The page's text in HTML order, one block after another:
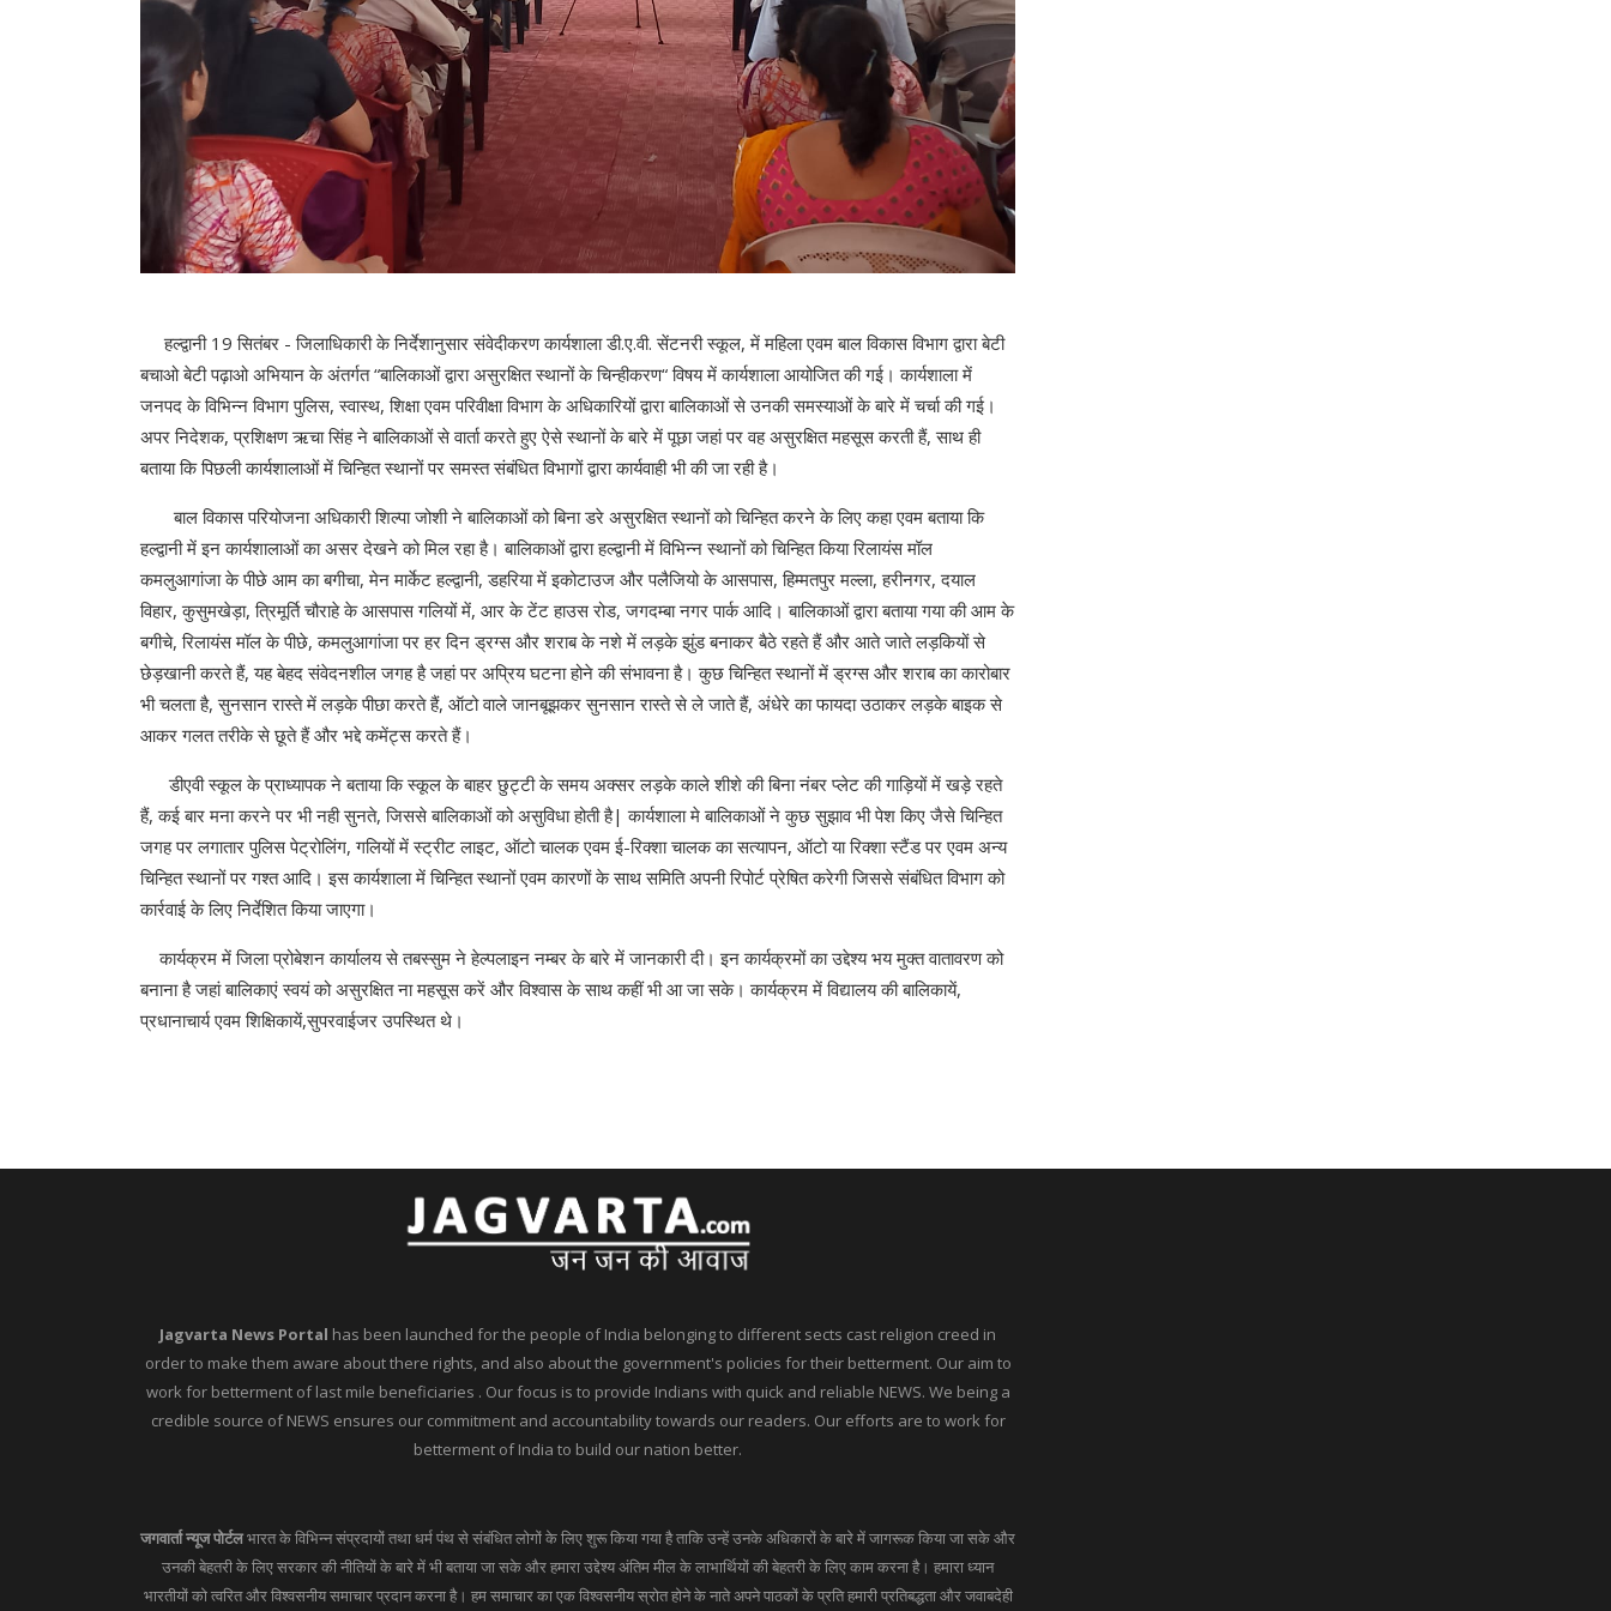
हल्द्वानी 19 सितंबर - जिलाधिकारी के निर्देशानुसार संवेदीकरण कार्यशाला डी.ए.वी. सेंटनरी स्कूल, में महिला एवम बाल विकास विभाग द्वारा बेटी
बचाओ बेटी पढ़ाओ अभियान के अंतर्गत “बालिकाओं द्वारा असुरक्षित स्थानों के चिन्हीकरण“ विषय में कार्यशाला आयोजित की गई। कार्यशाला में
जनपद के विभिन्न विभाग पुलिस, स्वास्थ, शिक्षा एवम परिवीक्षा विभाग के अधिकारियों द्वारा बालिकाओं से उनकी समस्याओं के बारे में चर्चा की गई।
अपर निदेशक, प्रशिक्षण ऋचा सिंह ने बालिकाओं से वार्ता करते हुए ऐसे स्थानों के बारे में पूछा जहां पर वह असुरक्षित महसूस करती हैं, साथ ही
बताया कि पिछली कार्यशालाओं में चिन्हित स्थानों पर समस्त संबंधित विभागों द्वारा कार्यवाही भी की जा रही है।
बाल विकास परियोजना अधिकारी शिल्पा जोशी ने बालिकाओं को बिना डरे असुरक्षित स्थानों को चिन्हित करने के लिए कहा एवम बताया कि
हल्द्वानी में इन कार्यशालाओं का असर देखने को मिल रहा है। बालिकाओं द्वारा हल्द्वानी में विभिन्न स्थानों को चिन्हित किया रिलायंस मॉल
कमलुआगांजा के पीछे आम का बगीचा, मेन मार्केट हल्द्वानी, डहरिया में इकोटाउज और पलैजियो के आसपास, हिम्मतपुर मल्ला, हरीनगर, दयाल
विहार, कुसुमखेड़ा, त्रिमूर्ति चौराहे के आसपास गलियों में, आर के टेंट हाउस रोड, जगदम्बा नगर पार्क आदि। बालिकाओं द्वारा बताया गया की आम के
बगीचे, रिलायंस मॉल के पीछे, कमलुआगांजा पर हर दिन ड्रग्स और शराब के नशे में लड़के झुंड बनाकर बैठे रहते हैं और आते जाते लड़कियों से
छेड़खानी करते हैं, यह बेहद संवेदनशील जगह है जहां पर अप्रिय घटना होने की संभावना है। कुछ चिन्हित स्थानों में ड्रग्स और शराब का कारोबार
भी चलता है, सुनसान रास्ते में लड़के पीछा करते हैं, ऑटो वाले जानबूझकर सुनसान रास्ते से ले जाते हैं, अंधेरे का फायदा उठाकर लड़के बाइक से
आकर गलत तरीके से छूते हैं और भद्दे कमेंट्स करते हैं।
डीएवी स्कूल के प्राध्यापक ने बताया कि स्कूल के बाहर छुट्टी के समय अक्सर लड़के काले शीशे की बिना नंबर प्लेट की गाड़ियों में खड़े रहते
हैं, कई बार मना करने पर भी नही सुनते, जिससे बालिकाओं को असुविधा होती है| कार्यशाला मे बालिकाओं ने कुछ सुझाव भी पेश किए जैसे चिन्हित
जगह पर लगातार पुलिस पेट्रोलिंग, गलियों में स्ट्रीट लाइट, ऑटो चालक एवम ई-रिक्शा चालक का सत्यापन, ऑटो या रिक्शा स्टैंड पर एवम अन्य
चिन्हित स्थानों पर गश्त आदि। इस कार्यशाला में चिन्हित स्थानों एवम कारणों के साथ समिति अपनी रिपोर्ट प्रेषित करेगी जिससे संबंधित विभाग को
कार्रवाई के लिए निर्देशित किया जाएगा।
कार्यक्रम में जिला प्रोबेशन कार्यालय से तबस्सुम ने हेल्पलाइन नम्बर के बारे में जानकारी दी। इन कार्यक्रमों का उद्देश्य भय मुक्त वातावरण को
बनाना है जहां बालिकाएं स्वयं को असुरक्षित ना महसूस करें और विश्वास के साथ कहीं भी आ जा सके। कार्यक्रम में विद्यालय की बालिकायें,
प्रधानाचार्य एवम शिक्षिकायें,सुपरवाईजर उपस्थित थे।
Jagvarta News Portal has been launched for the people of India belonging to different sects cast religion creed in
order to make them aware about there rights, and also about the government's policies for their betterment. Our aim to
work for betterment of last mile beneficiaries . Our focus is to provide Indians with quick and reliable NEWS. We being a
credible source of NEWS ensures our commitment and accountability towards our readers. Our efforts are to work for
betterment of India to build our nation better.
जगवार्ता न्यूज पोर्टलभारत के विभिन्न संप्रदायों तथा धर्म पंथ से संबंधित लोगों के लिए शुरू किया गया है ताकि उन्हें उनके अधिकारों के बारे में जागरूक किया जा सके और
उनकी बेहतरी के लिए सरकार की नीतियों के बारे में भी बताया जा सके और हमारा उद्देश्य अंतिम मील के लाभार्थियों की बेहतरी के लिए काम करना है। हमारा ध्यान
भारतीयों को त्वरित और विश्वसनीय समाचार प्रदान करना है। हम समाचार का एक विश्वसनीय स्रोत होने के नाते अपने पाठकों के प्रति हमारी प्रतिबद्धता और जवाबदेही